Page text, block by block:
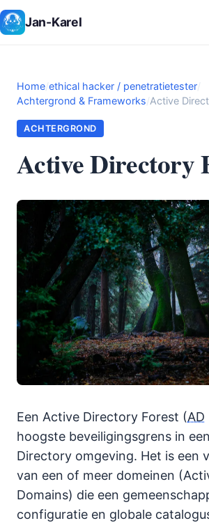
Jan-Karel
Home/ethical hacker / penetratietester/
Achtergrond & Frameworks/Active
ACHTERGROND
Active Directory
Een Active Directory Forest (AD
hoogste beveiligingsgrens in
Directory omgeving. Het is een
van een of meer domeinen
Domains) die een
configuratie en globale